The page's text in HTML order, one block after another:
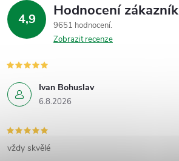
4,9 Hodnocení
9651 hodnocení
Zobrazit recenze
Ivan Bohuslav
6.8.2026
vždy skvělé